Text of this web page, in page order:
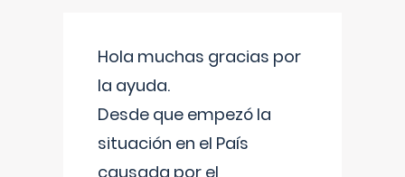
Hola muchas gracias por
la ayuda.
Desde que empezó la
situación en el País
causada por el